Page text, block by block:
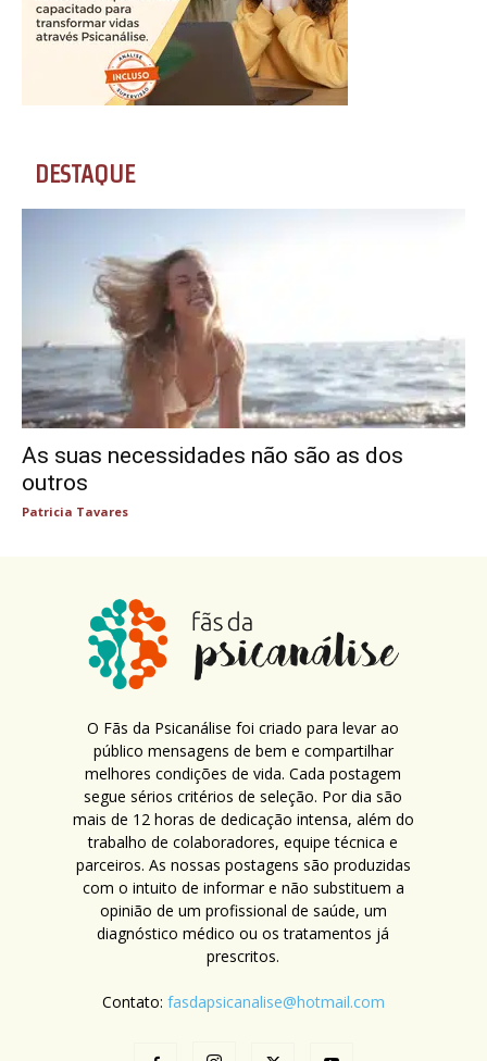
DESTAQUE
As suas necessidades não são as dos
outros
Patricia Tavares
O Fãs da Psicanálise foi criado para levar ao
público mensagens de bem e compartilhar
melhores condições de vida. Cada postagem
segue sérios critérios de seleção. Por dia são
mais de 12 horas de dedicação intensa, além do
trabalho de colaboradores, equipe técnica e
parceiros. As nossas postagens são produzidas
com o intuito de informar e não substituem a
opinião de um profissional de saúde, um
diagnóstico médico ou os tratamentos já
prescritos.
Contato: fasdapsicanalise@hotmail.com